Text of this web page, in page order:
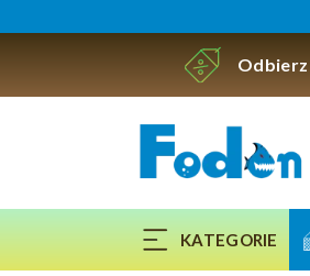
KATEGORIE